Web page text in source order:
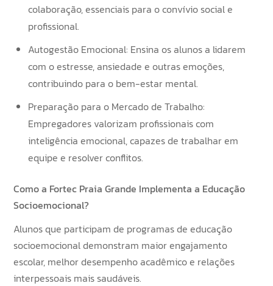
colaboração, essenciais para o convívio social e
profissional.
Autogestão Emocional: Ensina os alunos a lidarem
com o estresse, ansiedade e outras emoções,
contribuindo para o bem-estar mental.
Preparação para o Mercado de Trabalho:
Empregadores valorizam profissionais com
inteligência emocional, capazes de trabalhar em
equipe e resolver conflitos.
Como a Fortec Praia Grande Implementa a Educação
Socioemocional?
Alunos que participam de programas de educação
socioemocional demonstram maior engajamento
escolar, melhor desempenho acadêmico e relações
interpessoais mais saudáveis.